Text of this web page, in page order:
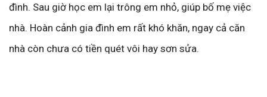
đình. Sau giờ học em lại trông em nhỏ, giúp bố mẹ việc
nhà. Hoàn cảnh gia đình em rất khó khăn, ngay cả căn
nhà còn chưa có tiền quét vôi hay sơn sửa.